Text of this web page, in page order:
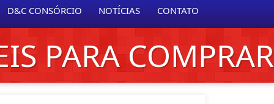
D&C CONSÓRCIO NOTÍCIAS CONTATO
PARA COMPRAR